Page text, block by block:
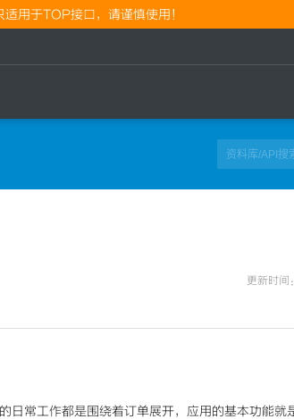
用于TOP接口，请谨慎使用！
更新时
日常工作都是围绕着订单展开，应用的基本功能就